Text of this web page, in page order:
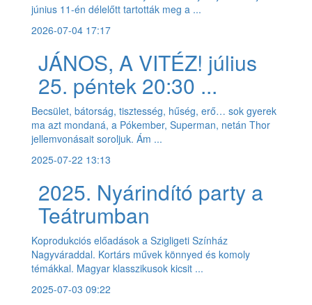
június 11-én délelőtt tartották meg a ...
2026-07-04 17:17
JÁNOS, A VITÉZ! július
25. péntek 20:30 ...
Becsület, bátorság, tisztesség, hűség, erő… sok gyerek
ma azt mondaná, a Pókember, Superman, netán Thor
jellemvonásait soroljuk. Ám ...
2025-07-22 13:13
2025. Nyárindító party a
Teátrumban
Koprodukciós előadások a Szigligeti Színház
Nagyváraddal. Kortárs művek könnyed és komoly
témákkal. Magyar klasszikusok kicsit ...
2025-07-03 09:22